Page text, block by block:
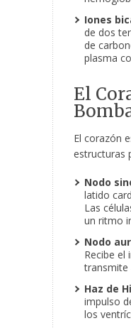
Iones
de dos
de
plasma
El
El corazón
estructuras
Nodo
latido
Las
un ritmo
Nodo
Recibe el
transmite
Haz de
impulso
los